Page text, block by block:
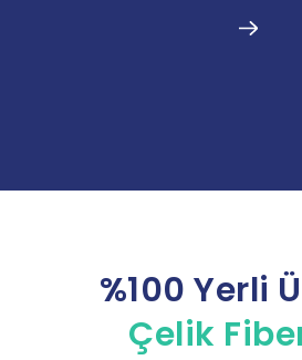
%100 Yerli
Çelik